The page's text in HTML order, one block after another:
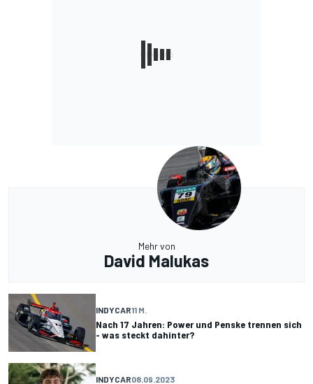
Mehr von
David Malukas
INDYCAR11 M.
Nach 17 Jahren: Power und Penske trennen sich
- was steckt dahinter?
INDYCAR08.09.2023